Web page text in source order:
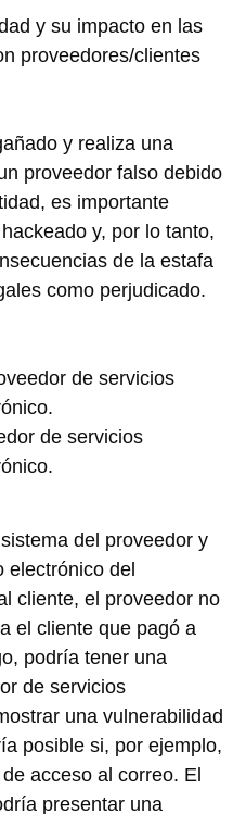
y su impacto en las
proveedores/clientes
y realiza una
proveedor falso debido
es importante
y, por lo tanto,
de la estafa
como perjudicado.
de servicios
de servicios
del proveedor y
electrónico del
cliente, el proveedor no
el cliente que pagó a
podría tener una
de servicios
una vulnerabilidad
posible si, por ejemplo,
acceso al correo. El
presentar una